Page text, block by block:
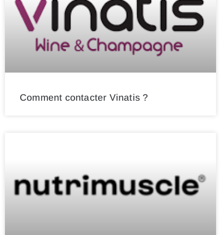
Comment contacter Vinatis ?